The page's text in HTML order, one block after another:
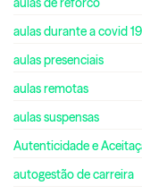
aulas durante a covid 19
aulas presenciais
aulas remotas
aulas suspensas
Autenticidade e
autogestão de carreira